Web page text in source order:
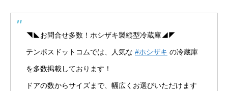
◥◣お問合せ多数！ホシザキ製縦型冷蔵庫◢◤
テンポスドットコムでは、人気な #ホシザキ の冷蔵庫
を多数掲載しております！
ドアの数からサイズまで、幅広くお選びいただけます